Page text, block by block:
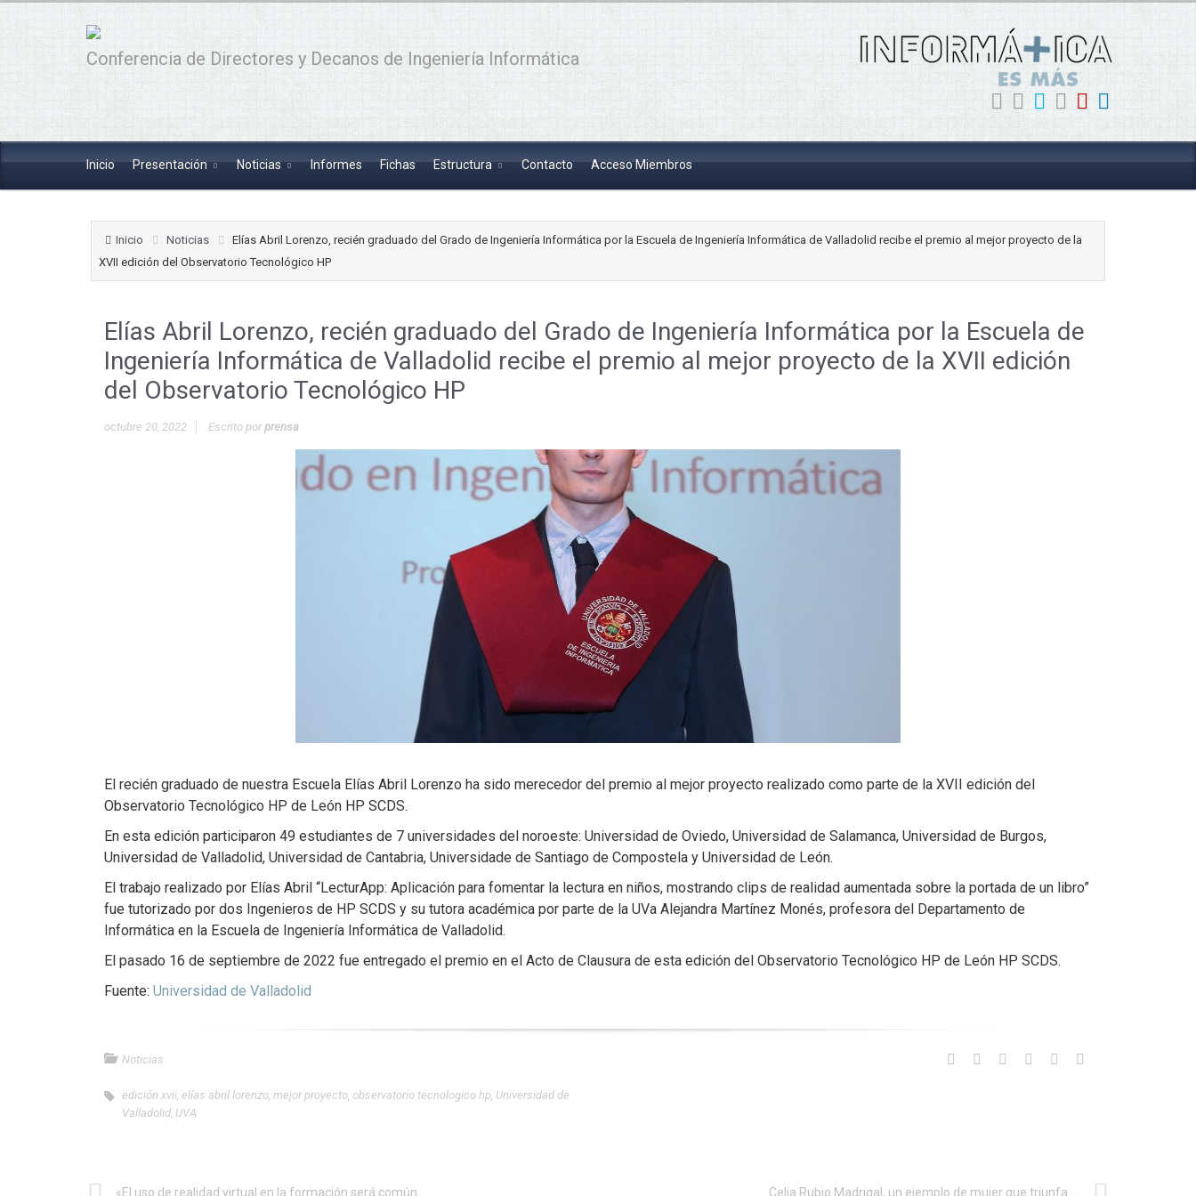
Conferencia de Directores y Decanos de Ingeniería Informática
Inicio Presentación Noticias Informes Fichas Estructura Contacto Acceso Miembros
Inicio Noticias
Elías Abril Lorenzo, recién graduado del Grado de Ingeniería Informática por la Escuela de Ingeniería Informática de Valladolid recibe el premio al mejor proyecto de la
XVII edición del Observatorio Tecnológico HP
Elías Abril Lorenzo, recién graduado del Grado de Ingeniería Informática por la Escuela de
Ingeniería Informática de Valladolid recibe el premio al mejor proyecto de la XVII edición
del Observatorio Tecnológico HP
octubre 20, 2022 Escrito porprensa
El recién graduado de nuestra Escuela Elías Abril Lorenzo ha sido merecedor del premio al mejor proyecto realizado como parte de la XVII edición del
Observatorio Tecnológico HP de León HP SCDS.
En esta edición participaron 49 estudiantes de 7 universidades del noroeste: Universidad de Oviedo, Universidad de Salamanca, Universidad de Burgos,
Universidad de Valladolid, Universidad de Cantabria, Universidade de Santiago de Compostela y Universidad de León.
El trabajo realizado por Elías Abril “LecturApp: Aplicación para fomentar la lectura en niños, mostrando clips de realidad aumentada sobre la portada de un libro”
fue tutorizado por dos Ingenieros de HP SCDS y su tutora académica por parte de la UVa Alejandra Martínez Monés, profesora del Departamento de
Informática en la Escuela de Ingeniería Informática de Valladolid.
El pasado 16 de septiembre de 2022 fue entregado el premio en el Acto de Clausura de esta edición del Observatorio Tecnológico HP de León HP SCDS.
Fuente: Universidad de Valladolid
Noticias
edición xvii elías abril lorenzo mejor proyecto observatorio tecnologico hp Universidad de
Valladolid UVA